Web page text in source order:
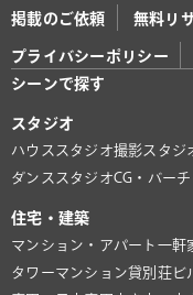
掲載のご依頼 無料リ
プライバシーポリシー
シーンで探す
スタジオ
ハウススタジオ撮影スタジ
ダンススタジオCG・バー
住宅・建築
マンション・アパート 一軒
タワーマンション貸別荘ビ